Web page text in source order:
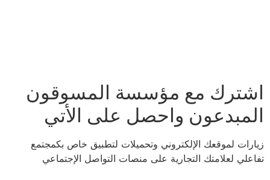
اشترك مع مؤسسة المسوقون
المبدعون واحصل على الأتي
زيارات لموقعك الإلكتروني وتحميلات لتطبيق خاص بكمجتمع
تفاعلي لعلامتك التجارية على منصات التواصل الإجتماعي